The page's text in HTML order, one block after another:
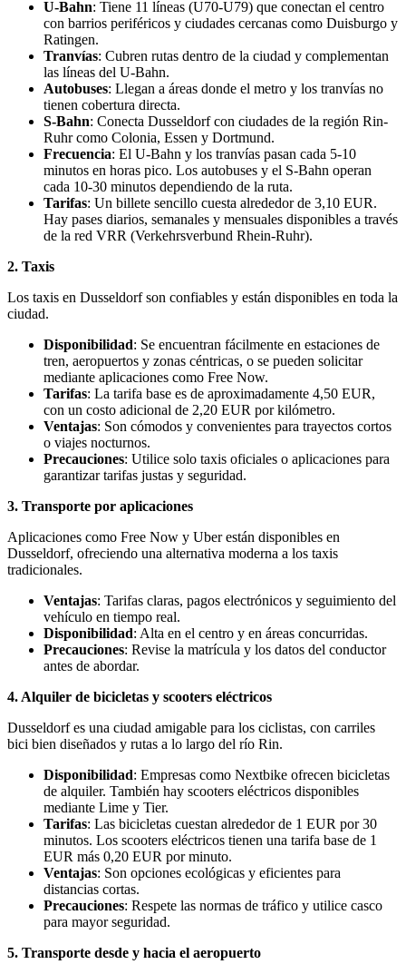
U-Bahn: Tiene 11 líneas (U70-U79) que conectan el centro
con barrios periféricos y ciudades cercanas como Duisburgo y
Ratingen.
Tranvías: Cubren rutas dentro de la ciudad y complementan
las líneas del U-Bahn.
Autobuses: Llegan a áreas donde el metro y los tranvías no
tienen cobertura directa.
S-Bahn: Conecta Dusseldorf con ciudades de la región Rin-
Ruhr como Colonia, Essen y Dortmund.
Frecuencia: El U-Bahn y los tranvías pasan cada 5-10
minutos en horas pico. Los autobuses y el S-Bahn operan
cada 10-30 minutos dependiendo de la ruta.
Tarifas: Un billete sencillo cuesta alrededor de 3,10 EUR.
Hay pases diarios, semanales y mensuales disponibles a través
de la red VRR (Verkehrsverbund Rhein-Ruhr).
2. Taxis
Los taxis en Dusseldorf son confiables y están disponibles en toda la
ciudad.
Disponibilidad: Se encuentran fácilmente en estaciones de
tren, aeropuertos y zonas céntricas, o se pueden solicitar
mediante aplicaciones como Free Now.
Tarifas: La tarifa base es de aproximadamente 4,50 EUR,
con un costo adicional de 2,20 EUR por kilómetro.
Ventajas: Son cómodos y convenientes para trayectos cortos
o viajes nocturnos.
Precauciones: Utilice solo taxis oficiales o aplicaciones para
garantizar tarifas justas y seguridad.
3. Transporte por aplicaciones
Aplicaciones como Free Now y Uber están disponibles en
Dusseldorf, ofreciendo una alternativa moderna a los taxis
tradicionales.
Ventajas: Tarifas claras, pagos electrónicos y seguimiento del
vehículo en tiempo real.
Disponibilidad: Alta en el centro y en áreas concurridas.
Precauciones: Revise la matrícula y los datos del conductor
antes de abordar.
4. Alquiler de bicicletas y scooters eléctricos
Dusseldorf es una ciudad amigable para los ciclistas, con carriles
bici bien diseñados y rutas a lo largo del río Rin.
Disponibilidad: Empresas como Nextbike ofrecen bicicletas
de alquiler. También hay scooters eléctricos disponibles
mediante Lime y Tier.
Tarifas: Las bicicletas cuestan alrededor de 1 EUR por 30
minutos. Los scooters eléctricos tienen una tarifa base de 1
EUR más 0,20 EUR por minuto.
Ventajas: Son opciones ecológicas y eficientes para
distancias cortas.
Precauciones: Respete las normas de tráfico y utilice casco
para mayor seguridad.
5. Transporte desde y hacia el aeropuerto